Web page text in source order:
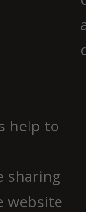
help to
sharing
website